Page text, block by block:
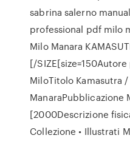
sabrina salerno
professional pdf milo
Milo Manara
[/
MiloTitolo Kamasutra
ManaraPubblicazione
[2000Descrizione
Collezione • Illustrati